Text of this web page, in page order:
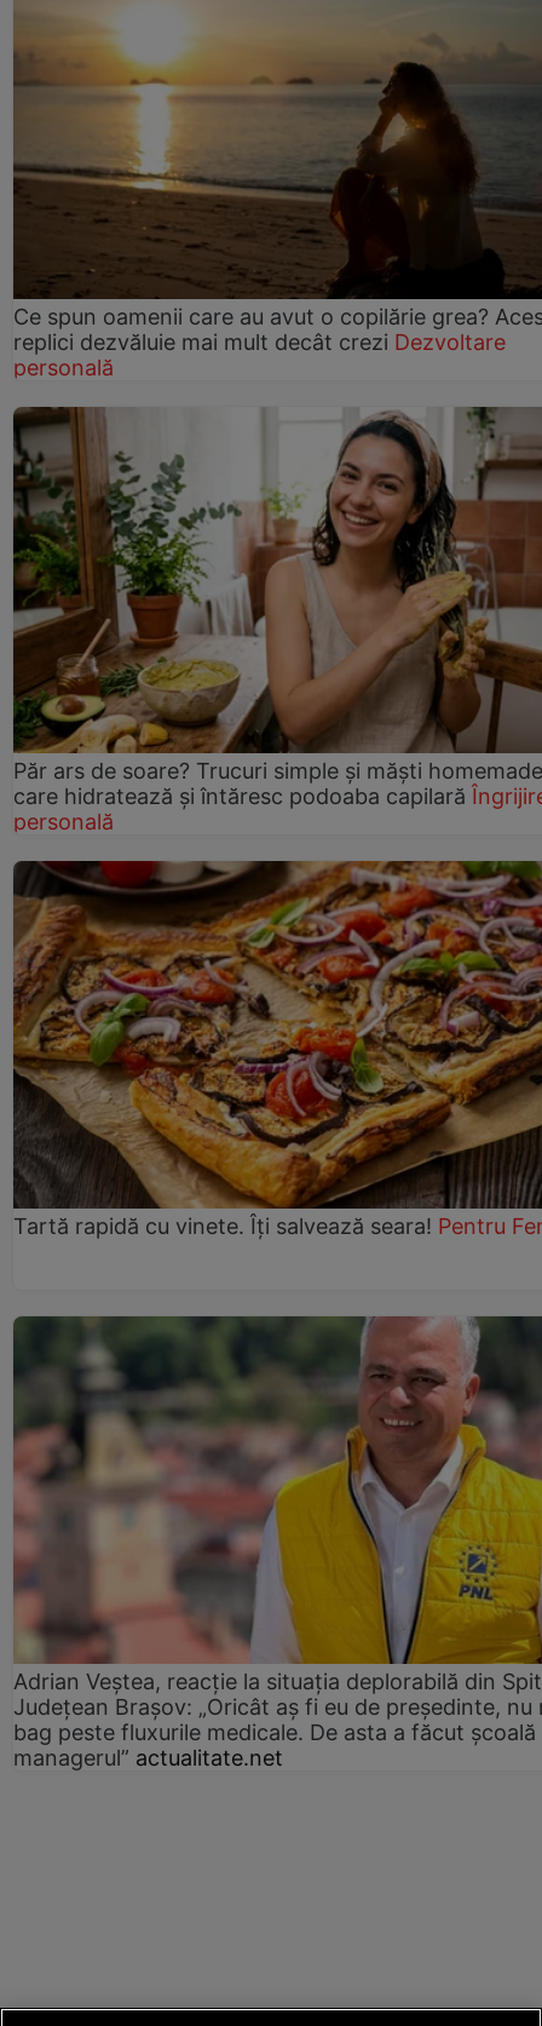
Ce spun oamenii care au avut o copilărie grea?
replici dezvăluie mai mult decât crezi Dezvoltare
personală
Păr ars de soare? Trucuri simple și măști homemade
care hidratează și întăresc podoaba capilară
personală
Tartă rapidă cu vinete. Îți salvează seara! Pentru
Adrian Veștea, reacție la situația deplorabilă din
Județean Brașov: „Oricât aș fi eu de președinte, nu
bag peste fluxurile medicale. De asta a făcut școală
managerul” actualitate.net